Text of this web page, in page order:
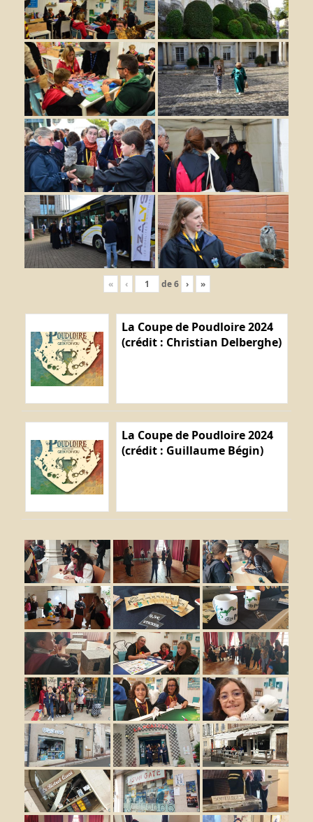
« ‹ de6 › »
La Coupe de Poudloire 2024
(crédit : Christian Delberghe)
La Coupe de Poudloire 2024
(crédit : Guillaume Bégin)